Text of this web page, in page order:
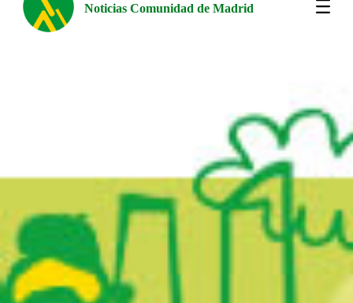
Noticias Comunidad de Madrid